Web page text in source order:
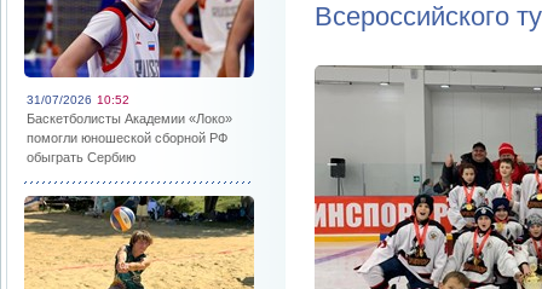
31/07/2026 10:52
Баскетболисты Академии «Локо»
помогли юношеской сборной РФ
обыграть Сербию
Всероссийского